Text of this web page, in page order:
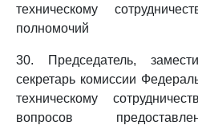
техническому
полномочий
30. Председатель,
секретарь комиссии
техническому
вопросов